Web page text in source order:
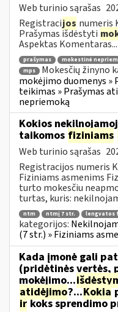
Web turinio sąrašas
Registracijos numeris
Prašymas išdėstyti
Aspektas Komentaras...
prašymas mokestinė
mps
Mokesčių žinyno
mokėjimo duomenys »
teikimas » Prašymas
nepriemoką
Kokios
taikomos fiziniams
Web turinio sąrašas
Registracijos numeris
Fiziniams asmenims
turto mokesčiu
turtas, kuris:
ntm ntmį 7 str. lengvatos
kategorijos:
(7 str.) » Fiziniams
Kada įmonė gali
(pridėtinės vertės,
mokėjimo...
atidėjimo?...Kokia
irkoks sprendimo